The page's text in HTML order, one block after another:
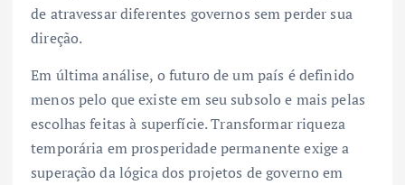
de atravessar diferentes governos sem perder sua
direção.
Em última análise, o futuro de um país é definido
menos pelo que existe em seu subsolo e mais pelas
escolhas feitas à superfície. Transformar riqueza
temporária em prosperidade permanente exige a
superação da lógica dos projetos de governo em